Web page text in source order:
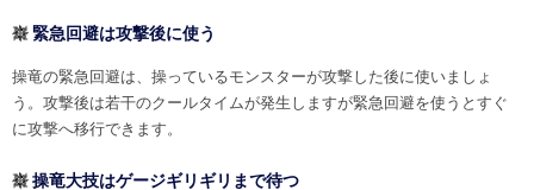
緊急回避は攻撃後に使う
操竜の緊急回避は、操っているモンスターが攻撃した後に使いましょ
う。攻撃後は若干のクールタイムが発生しますが緊急回避を使うとすぐ
に攻撃へ移行できます。
操竜大技はゲージギリギリまで待つ